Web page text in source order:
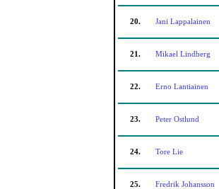
20. Jani Lappalainen
21. Mikael Lindberg
22. Erno Lantiainen
23. Peter Ostlund
24. Tore Lie
25. Fredrik Johansson